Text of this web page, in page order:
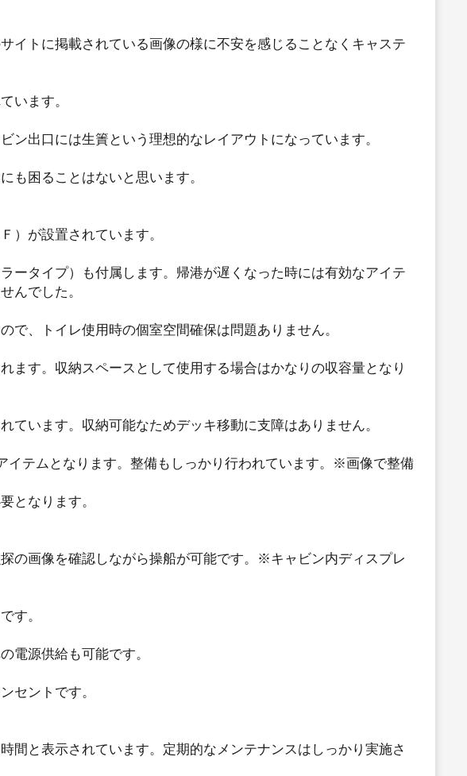
イトに掲載されている画像の様に不安を感じることなくキャステ
います。
ン出口には生簀という理想的なレイアウトになっています。
も困ることはないと思います。
）が設置されています。
ータイプ）も付属します。帰港が遅くなった時には有効なアイテ
んでした。
で、トイレ使用時の個室空間確保は問題ありません。
ます。収納スペースとして使用する場合はかなりの収容量となり
ています。収納可能なためデッキ移動に支障はありません。
イテムとなります。整備もしっかり行われています。※画像で整備
となります。
の画像を確認しながら操船が可能です。※キャビン内ディスプレ
す。
電源供給も可能です。
セントです。
間と表示されています。定期的なメンテナンスはしっかり実施さ